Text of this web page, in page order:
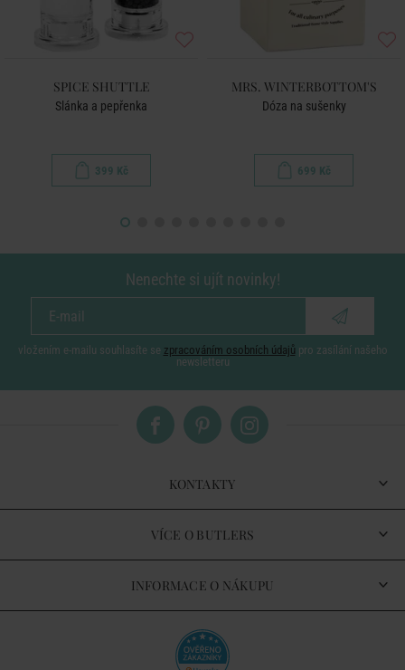
SPICE SHUTTLE
Slánka a pepřenka
399 Kč
MRS. WINTERBOTTOM'S
Dóza na sušenky
699 Kč
Nenechte si ujít novinky!
vložením e-mailu souhlasíte se zpracováním osobních údajů pro zasílání našeho
newsletteru
KONTAKTY
VÍCE O BUTLERS
INFORMACE O NÁKUPU